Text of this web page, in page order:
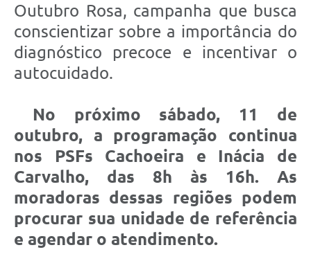
Outubro Rosa, campanha que busca
conscientizar sobre a importância do
diagnóstico precoce e incentivar o
autocuidado.
No próximo sábado, 11 de
outubro, a programação continua
nos PSFs Cachoeira e Inácia de
Carvalho, das 8h às 16h. As
moradoras dessas regiões podem
procurar sua unidade de referência
e agendar o atendimento.